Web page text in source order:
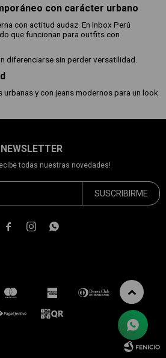
con carácter urbano
con actitud audaz. En Inbox Perú
que funcionan para outfits con
diferenciarse sin perder versatilidad.
y con jeans modernos para un look
NEWSLETTER
todas nuestras novedades!
SUSCRIBIRME
  